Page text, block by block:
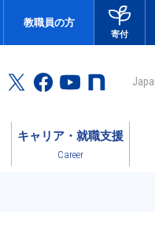
教職員の方
寄付
キャリア・就職支援
Career